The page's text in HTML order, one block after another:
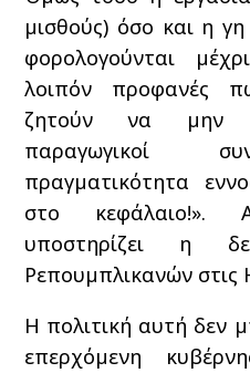
μισθούς) όσο και η
φορολογούνται
λοιπόν προφανές
ζητούν να μην
παραγωγικοί
πραγματικότητα
στο κεφάλαιο!».
υποστηρίζει η
Ρεπουμπλικανών στις
Η πολιτική αυτή δεν
επερχόμενη